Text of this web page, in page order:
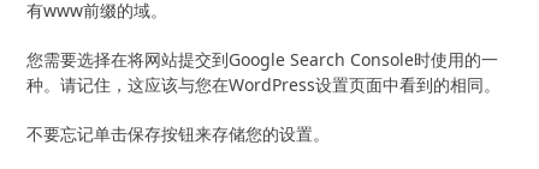
有www前缀的域。
您需要选择在将网站提交到Google Search Console时使用的一
种。请记住，这应该与您在WordPress设置页面中看到的相同。
不要忘记单击保存按钮来存储您的设置。